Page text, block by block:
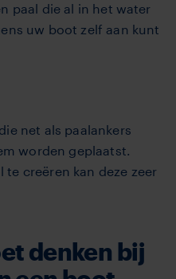
paal die al in het water
uw boot zelf aan kunt
net als paalankers
worden geplaatst.
te creëren kan deze zeer
denken bij